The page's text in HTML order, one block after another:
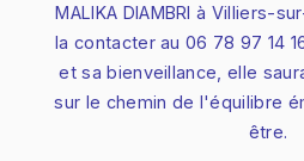
MALIKA DIAMBRI à Villiers-
la contacter au 06 78 97 14
et sa bienveillance, elle
sur le chemin de l'équilibre
être.